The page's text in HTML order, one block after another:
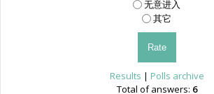
无意进入
其它
Results | Polls archive
Total of answers: 6